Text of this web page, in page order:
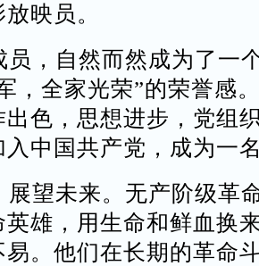
映员。
，自然而然成为了一
，全家光荣”的荣誉感
出色，思想进步，党组
中国共产党，成为一
望未来。无产阶级革
雄，用生命和鲜血换
易。他们在长期的革命